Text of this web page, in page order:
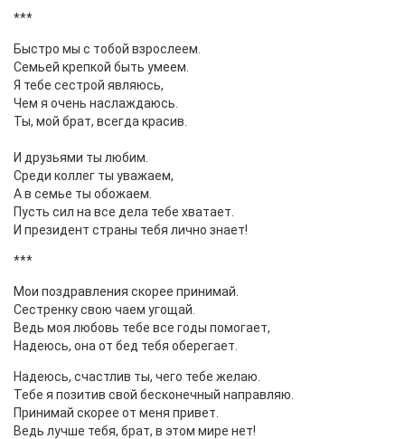
***
Быстро мы с тобой взрослеем.
Семьей крепкой быть умеем.
Я тебе сестрой являюсь,
Чем я очень наслаждаюсь.
Ты, мой брат, всегда красив.
И друзьями ты любим.
Среди коллег ты уважаем,
А в семье ты обожаем.
Пусть сил на все дела тебе хватает.
И президент страны тебя лично знает!
***
Мои поздравления скорее принимай.
Сестренку свою чаем угощай.
Ведь моя любовь тебе все годы помогает,
Надеюсь, она от бед тебя оберегает.
Надеюсь, счастлив ты, чего тебе желаю.
Тебе я позитив свой бесконечный направляю.
Принимай скорее от меня привет.
Ведь лучше тебя, брат, в этом мире нет!